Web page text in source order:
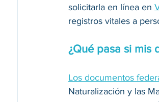
solicitarla en línea en
registros vitales a
¿Qué pasa si mis
Los documentos
Naturalización y las